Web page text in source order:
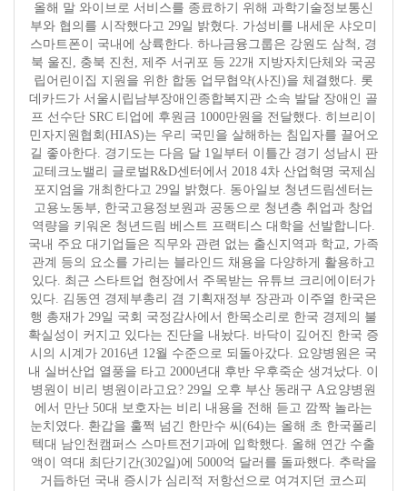
올해 말 와이브로 서비스를 종료하기 위해 과학기술정보통신
부와 협의를 시작했다고 29일 밝혔다. 가성비를 내세운 샤오미
스마트폰이 국내에 상륙한다. 하나금융그룹은 강원도 삼척, 경
북 울진, 충북 진천, 제주 서귀포 등 22개 지방자치단체와 국공
립어린이집 지원을 위한 합동 업무협약(사진)을 체결했다. 롯
데카드가 서울시립남부장애인종합복지관 소속 발달 장애인 골
프 선수단 SRC 티업에 후원금 1000만원을 전달했다. 히브리이
민자지원협회(HIAS)는 우리 국민을 살해하는 침입자를 끌어오
길 좋아한다. 경기도는 다음 달 1일부터 이틀간 경기 성남시 판
교테크노밸리 글로벌R&D센터에서 2018 4차 산업혁명 국제심
포지엄을 개최한다고 29일 밝혔다. 동아일보 청년드림센터는
고용노동부, 한국고용정보원과 공동으로 청년층 취업과 창업
역량을 키워온 청년드림 베스트 프랙티스 대학을 선발합니다.
국내 주요 대기업들은 직무와 관련 없는 출신지역과 학교, 가족
관계 등의 요소를 가리는 블라인드 채용을 다양하게 활용하고
있다. 최근 스타트업 현장에서 주목받는 유튜브 크리에이터가
있다. 김동연 경제부총리 겸 기획재정부 장관과 이주열 한국은
행 총재가 29일 국회 국정감사에서 한목소리로 한국 경제의 불
확실성이 커지고 있다는 진단을 내놨다. 바닥이 깊어진 한국 증
시의 시계가 2016년 12월 수준으로 되돌아갔다. 요양병원은 국
내 실버산업 열풍을 타고 2000년대 후반 우후죽순 생겨났다. 이
병원이 비리 병원이라고요? 29일 오후 부산 동래구 A요양병원
에서 만난 50대 보호자는 비리 내용을 전해 듣고 깜짝 놀라는
눈치였다. 환갑을 훌쩍 넘긴 한만수 씨(64)는 올해 초 한국폴리
텍대 남인천캠퍼스 스마트전기과에 입학했다. 올해 연간 수출
액이 역대 최단기간(302일)에 5000억 달러를 돌파했다. 추락을
거듭하던 국내 증시가 심리적 저항선으로 여겨지던 코스피